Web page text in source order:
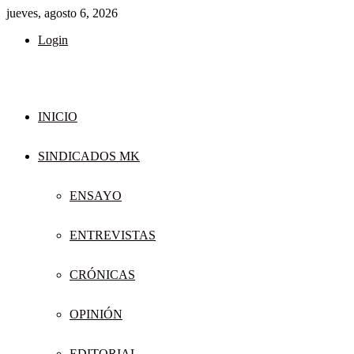
jueves, agosto 6, 2026
Login
INICIO
SINDICADOS MK
ENSAYO
ENTREVISTAS
CRÓNICAS
OPINIÓN